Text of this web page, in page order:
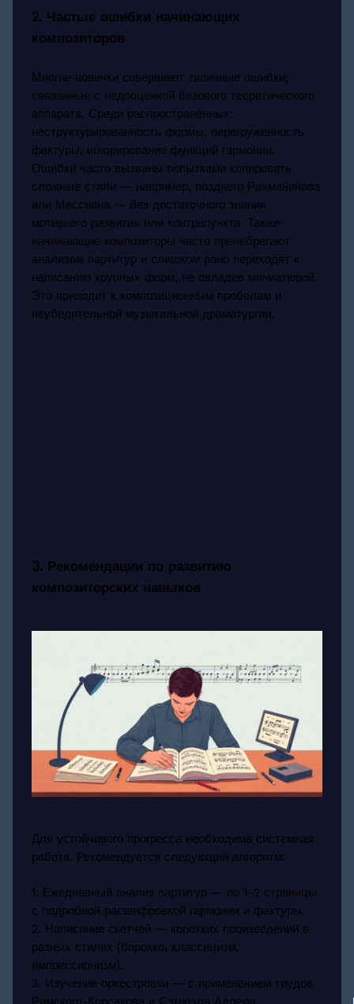
2. Частые ошибки начинающих
композиторов
Многие новички совершают типичные ошибки,
связанные с недооценкой базового теоретического
аппарата. Среди распространённых:
неструктурированность формы, перегруженность
фактуры, игнорирование функций гармонии.
Ошибки часто вызваны попытками копировать
сложные стили — например, позднего Рахманинова
или Мессиана — без достаточного знания
мотивного развития или контрапункта. Также
начинающие композиторы часто пренебрегают
анализом партитур и слишком рано переходят к
написанию крупных форм, не овладев миниатюрой.
Это приводит к композиционным пробелам и
неубедительной музыкальной драматургии.
3. Рекомендации по развитию
композиторских навыков
Для устойчивого прогресса необходима системная
работа. Рекомендуется следующий алгоритм:
1. Ежедневный анализ партитур — по 1–2 страницы
с подробной расшифровкой гармонии и фактуры.
2. Написание скетчей — коротких произведений в
разных стилях (барокко, классицизм,
импрессионизм).
3. Изучение оркестровки — с применением трудов